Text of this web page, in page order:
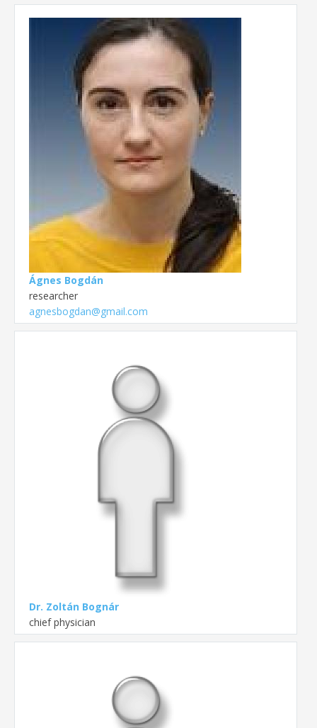
Ágnes Bogdán
researcher
agnesbogdan@gmail.com
Dr. Zoltán Bognár
chief physician